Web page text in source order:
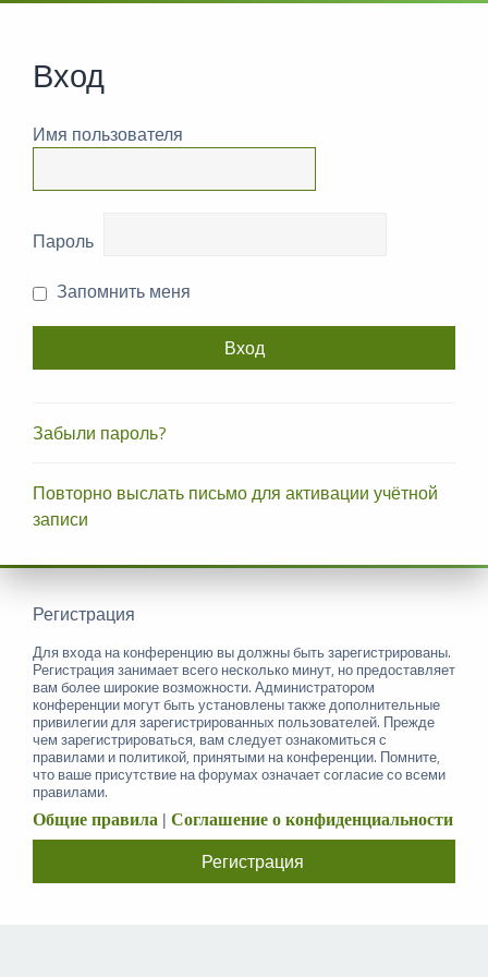
Вход
Имя пользователя
Пароль
Запомнить меня
Забыли пароль?
Повторно выслать письмо для активации учётной
записи
Регистрация
Для входа на конференцию вы должны быть зарегистрированы.
Регистрация занимает всего несколько минут, но предоставляет
вам более широкие возможности. Администратором
конференции могут быть установлены также дополнительные
привилегии для зарегистрированных пользователей. Прежде
чем зарегистрироваться, вам следует ознакомиться с
правилами и политикой, принятыми на конференции. Помните,
что ваше присутствие на форумах означает согласие со всеми
правилами.
Общие правила | Соглашение о конфиденциальности
Регистрация